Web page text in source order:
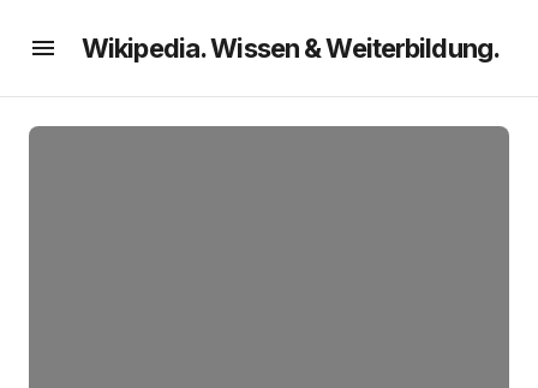
Wikipedia. Wissen & Weiterbildung.